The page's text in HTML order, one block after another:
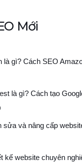
Mới
là gì? Cách SEO
là gì? Cách tạo
sửa và nâng cấp
kế website chuyên